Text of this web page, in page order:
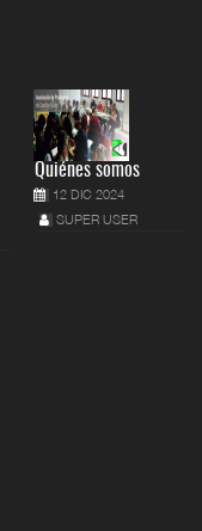
Quiénes somos
12 DIC 2024
SUPER USER